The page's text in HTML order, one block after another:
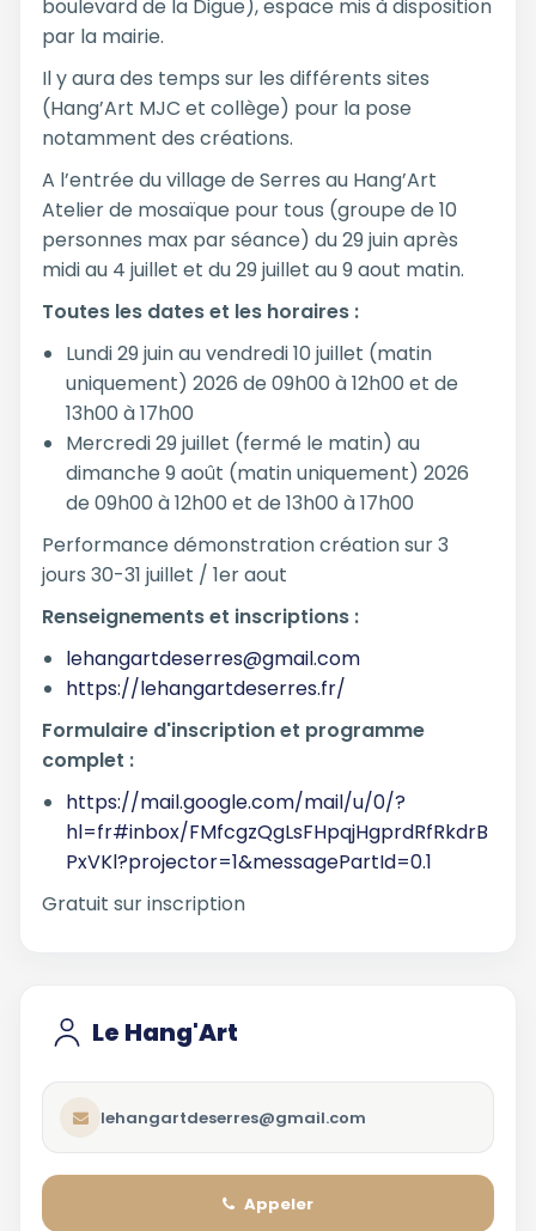
boulevard de la Digue), espace mis à disposition
par la mairie.
Il y aura des temps sur les différents sites
(Hang’Art MJC et collège) pour la pose
notamment des créations.
A l’entrée du village de Serres au Hang’Art
Atelier de mosaïque pour tous (groupe de 10
personnes max par séance) du 29 juin après
midi au 4 juillet et du 29 juillet au 9 aout matin.
Toutes les dates et les horaires :
Lundi 29 juin au vendredi 10 juillet (matin
uniquement) 2026 de 09h00 à 12h00 et de
13h00 à 17h00
Mercredi 29 juillet (fermé le matin) au
dimanche 9 août (matin uniquement) 2026
de 09h00 à 12h00 et de 13h00 à 17h00
Performance démonstration création sur 3
jours 30-31 juillet / 1er aout
Renseignements et inscriptions :
lehangartdeserres@gmail.com
https://lehangartdeserres.fr/
Formulaire d'inscription et programme
complet :
https://mail.google.com/mail/u/0/?
hl=fr#inbox/FMfcgzQgLsFHpqjHgprdRfRkdrB
PxVKl?projector=1&messagePartId=0.1
Gratuit sur inscription
Le Hang'Art
lehangartdeserres@gmail.com
Appeler